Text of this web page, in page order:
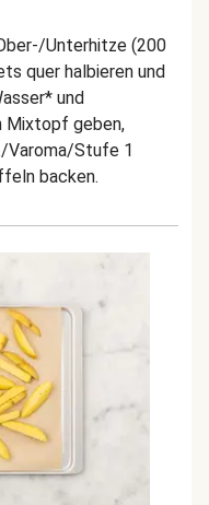
Unterhitze (200
quer halbieren und
und
Mixtopf geben,
Varoma/Stufe 1
backen.